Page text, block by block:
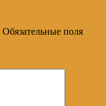
Обязательные поля